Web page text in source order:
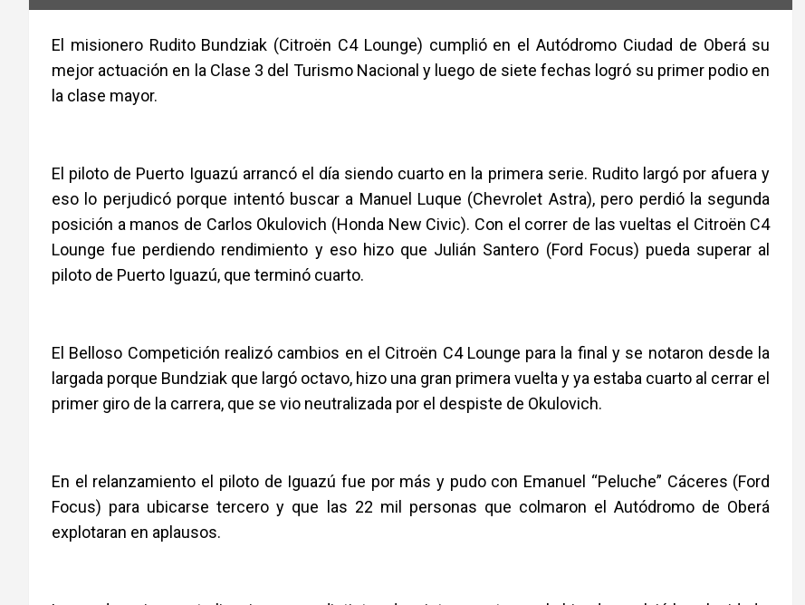
El misionero Rudito Bundziak (Citroën C4 Lounge) cumplió en el Autódromo Ciudad de Oberá su
mejor actuación en la Clase 3 del Turismo Nacional y luego de siete fechas logró su primer podio en
la clase mayor.
El piloto de Puerto Iguazú arrancó el día siendo cuarto en la primera serie. Rudito largó por afuera y
eso lo perjudicó porque intentó buscar a Manuel Luque (Chevrolet Astra), pero perdió la segunda
posición a manos de Carlos Okulovich (Honda New Civic). Con el correr de las vueltas el Citroën C4
Lounge fue perdiendo rendimiento y eso hizo que Julián Santero (Ford Focus) pueda superar al
piloto de Puerto Iguazú, que terminó cuarto.
El Belloso Competición realizó cambios en el Citroën C4 Lounge para la final y se notaron desde la
largada porque Bundziak que largó octavo, hizo una gran primera vuelta y ya estaba cuarto al cerrar el
primer giro de la carrera, que se vio neutralizada por el despiste de Okulovich.
En el relanzamiento el piloto de Iguazú fue por más y pudo con Emanuel “Peluche” Cáceres (Ford
Focus) para ubicarse tercero y que las 22 mil personas que colmaron el Autódromo de Oberá
explotaran en aplausos.